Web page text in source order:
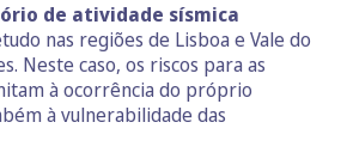
de atividade sísmica
nas regiões de Lisboa e Vale do
Neste caso, os riscos para as
à ocorrência do próprio
à vulnerabilidade das